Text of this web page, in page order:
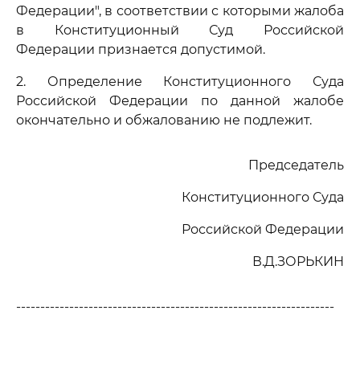
Федерации", в соответствии с которыми жалоба
в Конституционный Суд Российской
Федерации признается допустимой.
2. Определение Конституционного Суда
Российской Федерации по данной жалобе
окончательно и обжалованию не подлежит.
Председатель
Конституционного Суда
Российской Федерации
В.Д.ЗОРЬКИН
------------------------------------------------------------------